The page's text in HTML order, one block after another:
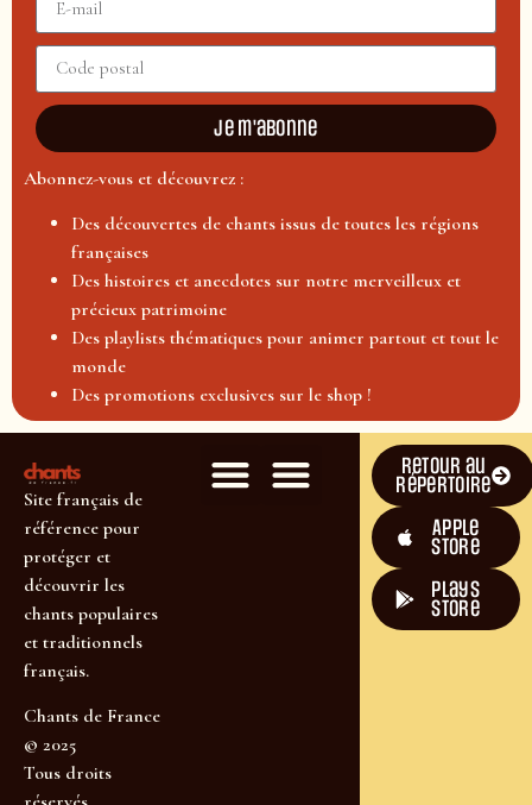
Je m'abonne
Abonnez-vous et découvrez :
Des découvertes de chants issus de toutes les régions
françaises
Des histoires et anecdotes sur notre merveilleux et
précieux patrimoine
Des playlists thématiques pour animer partout et tout le
monde
Des promotions exclusives sur le shop !
Site français de
référence pour
protéger et
découvrir les
chants populaires
et traditionnels
français.
Chants de France
© 2025
Tous droits
Retour au
répertoire
Apple
Store
plays
store